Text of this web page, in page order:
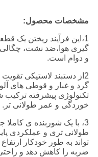
مشخصات محصول:
1،این فرآیند ریختن یک
گیری هوا،ضد نشت، چگالی
و دوام است.
2از دستبند لاستیکی
گرد و غبار و قوطی های
تکنولوژی پیشرفته ترکیب
خوردگی و عمر طولانی تر.
3، با یک شوربنده ی
طولانی تری و عملکردی
تواند به طور خودکار
ضربه را کاهش دهد و